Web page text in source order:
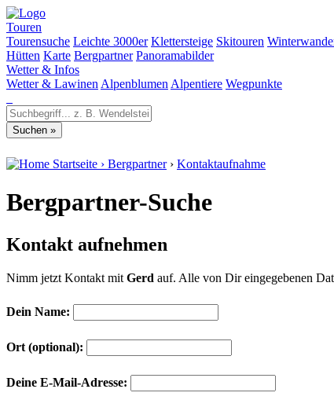
Touren
Tourensuche Leichte 3000er Klettersteige Skitouren
Hütten Karte Bergpartner Panoramabilder
Wetter & Infos
Wetter & Lawinen Alpenblumen Alpentiere Wegpunkte
Startseite › Bergpartner › Kontaktaufnahme
Bergpartner-Suche
Kontakt aufnehmen
Nimm jetzt Kontakt mit Gerd auf. Alle von Dir eingegebenen
Dein Name:
Ort (optional):
Deine E-Mail-Adresse: